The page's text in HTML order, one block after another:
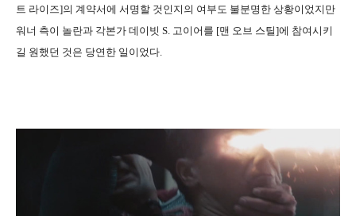
트 라이즈]의 계약서에 서명할 것인지의 여부도 불분명한 상황이었지만
워너 측이 놀란과 각본가 데이빗 S. 고이어를 [맨 오브 스틸]에 참여시키
길 원했던 것은 당연한 일이었다.